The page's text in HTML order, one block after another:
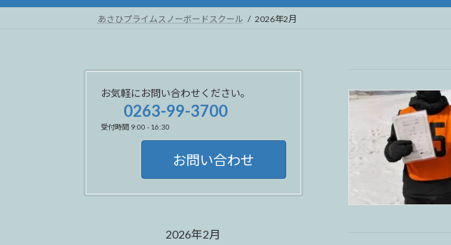
プ
動
あさひプライムスノーボードスクール 2026年2月
お気軽にお問い合わせください。
0263-99-3700
受付時間 9:00 - 16:30
お問い合わせ
2026年2月